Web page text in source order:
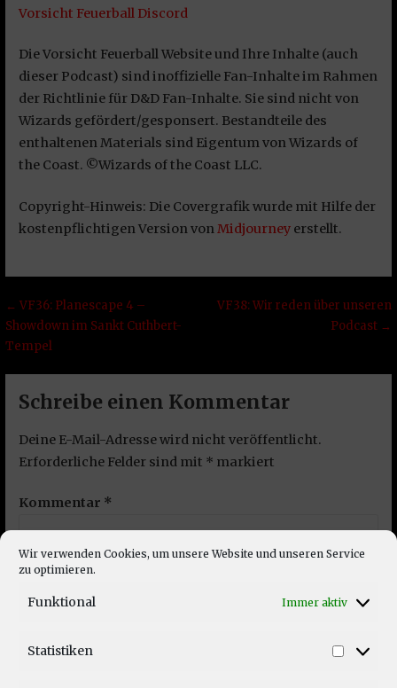
Wir verwenden Cookies, um unsere Website und unseren Service
zu optimieren.
Funktional Immer aktiv
Statistiken
Vorsicht Feuerball Discord
Die Vorsicht Feuerball Website und Ihre Inhalte (auch
dieser Podcast) sind inoffizielle Fan-Inhalte im Rahmen
der Richtlinie für D&D Fan-Inhalte. Sie sind nicht von
Wizards gefördert/gesponsert. Bestandteile des
enthaltenen Materials sind Eigentum von Wizards of
the Coast. ©Wizards of the Coast LLC.
Copyright-Hinweis: Die Covergrafik wurde mit Hilfe der
kostenpflichtigen Version vonMidjourney erstellt.
Beitragsnavigation
← VF36: Planescape 4 –
Showdown im Sankt Cuthbert-
Tempel
VF38: Wir reden über unseren
Podcast →
Schreibe einen Kommentar
Deine E-Mail-Adresse wird nicht veröffentlicht.
Erforderliche Felder sind mit * markiert
Kommentar *